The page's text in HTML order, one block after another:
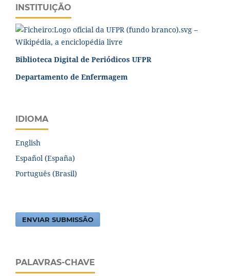
INSTITUIÇÃO
Biblioteca Digital de Periódicos UFPR
Departamento de Enfermagem
IDIOMA
English
Español (España)
Português (Brasil)
ENVIAR SUBMISSÃO
PALAVRAS-CHAVE